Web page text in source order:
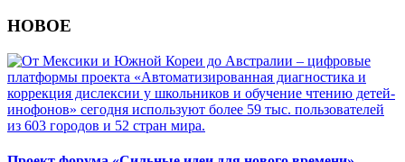
НОВОЕ